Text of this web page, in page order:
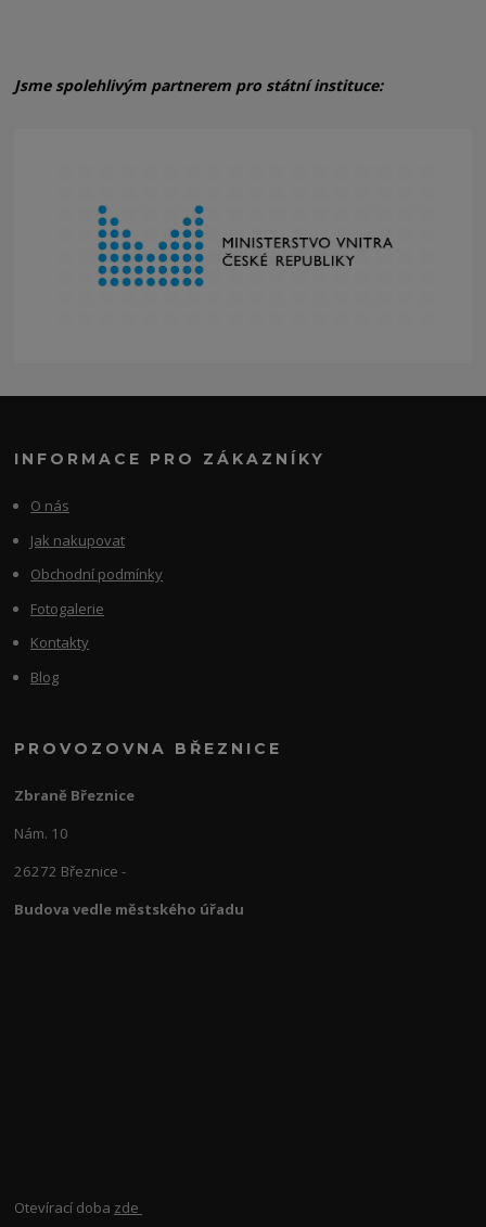
Jsme spolehlivým partnerem pro státní instituce:
INFORMACE PRO ZÁKAZNÍKY
O nás
Jak nakupovat
Obchodní podmínky
Fotogalerie
Kontakty
Blog
PROVOZOVNA BŘEZNICE
Zbraně Březnice
Nám. 10
26272 Březnice -
Budova vedle městského úřadu
Otevírací doba zde